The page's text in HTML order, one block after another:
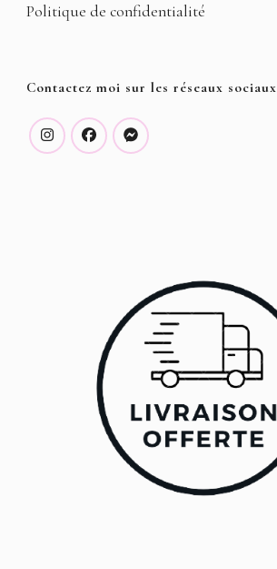
Politique de confidentialité
Contactez moi sur les réseaux sociaux